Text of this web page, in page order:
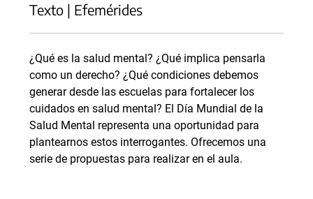
Texto | Efemérides
¿Qué es la salud mental? ¿Qué implica pensarla
como un derecho? ¿Qué condiciones debemos
generar desde las escuelas para fortalecer los
cuidados en salud mental? El Día Mundial de la
Salud Mental representa una oportunidad para
plantearnos estos interrogantes. Ofrecemos una
serie de propuestas para realizar en el aula.